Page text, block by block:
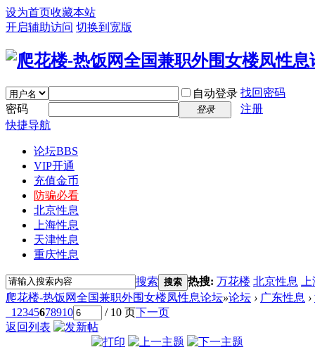
设为首页收藏本站
开启辅助访问 切换到宽版
自动登录 找回密码
密码
登录
注册
快捷导航
论坛BBS
VIP开通
充值金币
防骗必看
北京性息
上海性息
天津性息
重庆性息
搜索 搜索 热搜: 万花楼 北京性息
爬花楼-热饭网全国兼职外围女楼凤性息论坛»论坛 › 广东性息 ›
1 2345678910 / 10 页下一页
返回列表